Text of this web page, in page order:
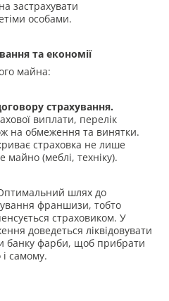
застрахувати
особами.
та економії
майна:
страхування.
виплати, перелік
на обмеження та винятки.
страховка не лише
майно (меблі, техніку).
шлях до
франшизи, тобто
страховиком. У
доведеться ліквідовувати
банку фарби, щоб прибрати
самому.